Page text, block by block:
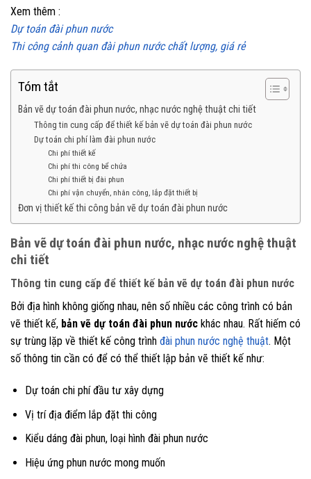
Xem thêm :
Dự toán đài phun nước
Thi công cảnh quan đài phun nước chất lượng, giá rẻ
Tóm tắt
Bản vẽ dự toán đài phun nước, nhạc nước nghệ thuật chi tiết
Thông tin cung cấp để thiết kế bản vẽ dự toán đài phun nước
Dự toán chi phí làm đài phun nước
Chi phí thiết kế
Chi phí thi công bể chứa
Chi phí thiết bị đài phun
Chi phí vận chuyển, nhân công, lắp đặt thiết bị
Đơn vị thiết kế thi công bản vẽ dự toán đài phun nước
Bản vẽ dự toán đài phun nước, nhạc nước nghệ thuật
chi tiết
Thông tin cung cấp để thiết kế bản vẽ dự toán đài phun nước
Bởi địa hình không giống nhau, nên số nhiều các công trình có bản
vẽ thiết kế, bản vẽ dự toán đài phun nước khác nhau. Rất hiếm có
sự trùng lặp về thiết kế công trình đài phun nước nghệ thuật. Một
số thông tin cần có để có thể thiết lập bản vẽ thiết kế như:
Dự toán chi phí đầu tư xây dựng
Vị trí địa điểm lắp đặt thi công
Kiểu dáng đài phun, loại hình đài phun nước
Hiệu ứng phun nước mong muốn